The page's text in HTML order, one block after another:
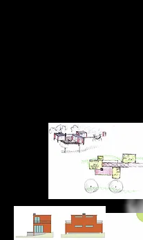
v.l.n.r.: Örestad,
Frederiksberg,
2011